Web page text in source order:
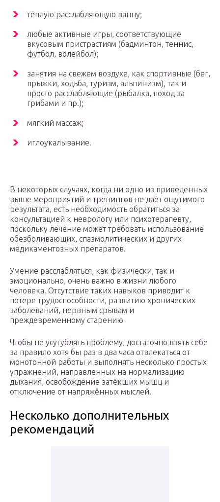
тёплую расслабляющую ванну;
любые активные игры, соответствующие
вкусовым пристрастиям (бадминтон, теннис,
футбол, волейбол);
занятия на свежем воздухе, как спортивные (бег,
прыжки, ходьба, туризм, альпинизм), так и
просто расслабляющие (рыбалка, поход за
грибами и пр.);
мягкий массаж;
иглоукалывание.
В некоторых случаях, когда ни одно из приведенных
выше мероприятий и тренингов не даёт ощутимого
результата, есть необходимость обратиться за
консультацией к неврологу или психотерапевту,
поскольку лечение может требовать использование
обезболивающих, спазмолитических и других
медикаментозных препаратов.
Умение расслабляться, как физически, так и
эмоционально, очень важно в жизни любого
человека. Отсутствие таких навыков приводит к
потере трудоспособности, развитию хронических
заболеваний, нервным срывам и
преждевременному старению
Чтобы не усугублять проблему, достаточно взять себе
за правило хотя бы раз в два часа отвлекаться от
монотонной работы и выполнять несколько простых
упражнений, направленных на нормализацию
дыхания, освобождение затёкших мышц и
отключение от напряжённых мыслей.
Несколько дополнительных
рекомендаций